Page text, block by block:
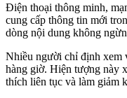
Điện thoại thông minh,
cung cấp thông tin mới
dòng nội dung không
Nhiều người chỉ định xem
hàng giờ. Hiện tượng này
thí‌ch liên tục và làm giảm